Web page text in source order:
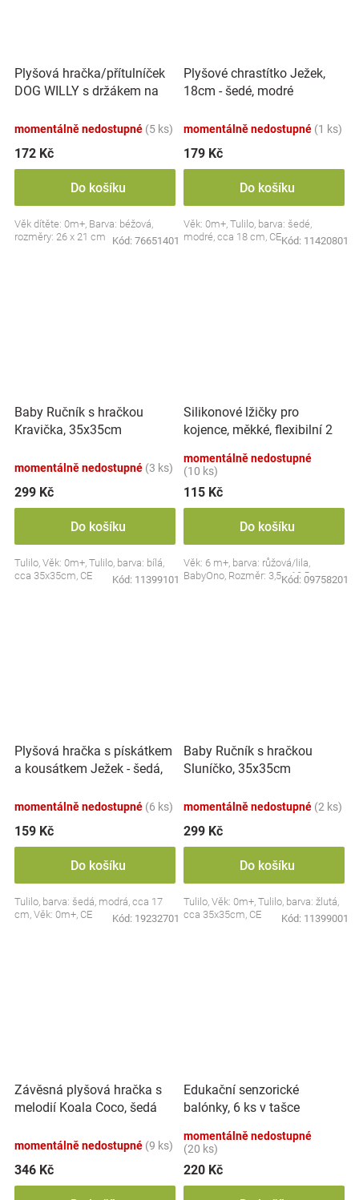
Plyšová hračka/přítulníček
DOG WILLY s držákem na
momentálně nedostupné (5 ks)
172 Kč
Do košíku
Věk dítěte: 0m+, Barva: béžová,
rozměry: 26 x 21 cm
Kód: 76651401
Plyšové chrastítko Ježek,
18cm - šedé, modré
momentálně nedostupné (1 ks)
179 Kč
Do košíku
Věk: 0m+, Tulilo, barva: šedé,
modré, cca 18 cm, CEKód: 11420801
Baby Ručník s hračkou
Kravička, 35x35cm
momentálně nedostupné (3 ks)
299 Kč
Do košíku
Tulilo, Věk: 0m+, Tulilo, barva: bílá,
cca 35x35cm, CE
Kód: 11399101
Silikonové lžičky pro
kojence, měkké, flexibilní 2
momentálně nedostupné
(10 ks)
115 Kč
Do košíku
Věk: 6 m+, barva: růžová/lila,
BabyOno, Rozměr: 3,5 x 10,5 cm
Kód: 09758201
Plyšová hračka s pískátkem
a kousátkem Ježek - šedá,
momentálně nedostupné (6 ks)
159 Kč
Do košíku
Tulilo, barva: šedá, modrá, cca 17
cm, Věk: 0m+, CE
Kód: 19232701
Baby Ručník s hračkou
Sluníčko, 35x35cm
momentálně nedostupné (2 ks)
299 Kč
Do košíku
Tulilo, Věk: 0m+, Tulilo, barva: žlutá,
cca 35x35cm, CE
Kód: 11399001
Závěsná plyšová hračka s
melodií Koala Coco, šedá
momentálně nedostupné (9 ks)
346 Kč
Edukační senzorické
balónky, 6 ks v tašce
momentálně nedostupné
(20 ks)
220 Kč